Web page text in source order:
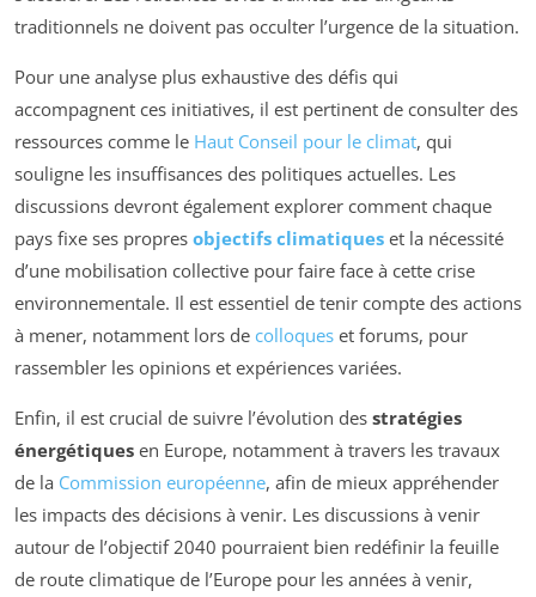
traditionnels ne doivent pas occulter l’urgence de la situation.
Pour une analyse plus exhaustive des défis qui
accompagnent ces initiatives, il est pertinent de consulter des
ressources comme le Haut Conseil pour le climat, qui
souligne les insuffisances des politiques actuelles. Les
discussions devront également explorer comment chaque
pays fixe ses propres objectifs climatiques et la nécessité
d’une mobilisation collective pour faire face à cette crise
environnementale. Il est essentiel de tenir compte des actions
à mener, notamment lors de colloques et forums, pour
rassembler les opinions et expériences variées.
Enfin, il est crucial de suivre l’évolution des stratégies
énergétiques en Europe, notamment à travers les travaux
de la Commission européenne, afin de mieux appréhender
les impacts des décisions à venir. Les discussions à venir
autour de l’objectif 2040 pourraient bien redéfinir la feuille
de route climatique de l’Europe pour les années à venir,